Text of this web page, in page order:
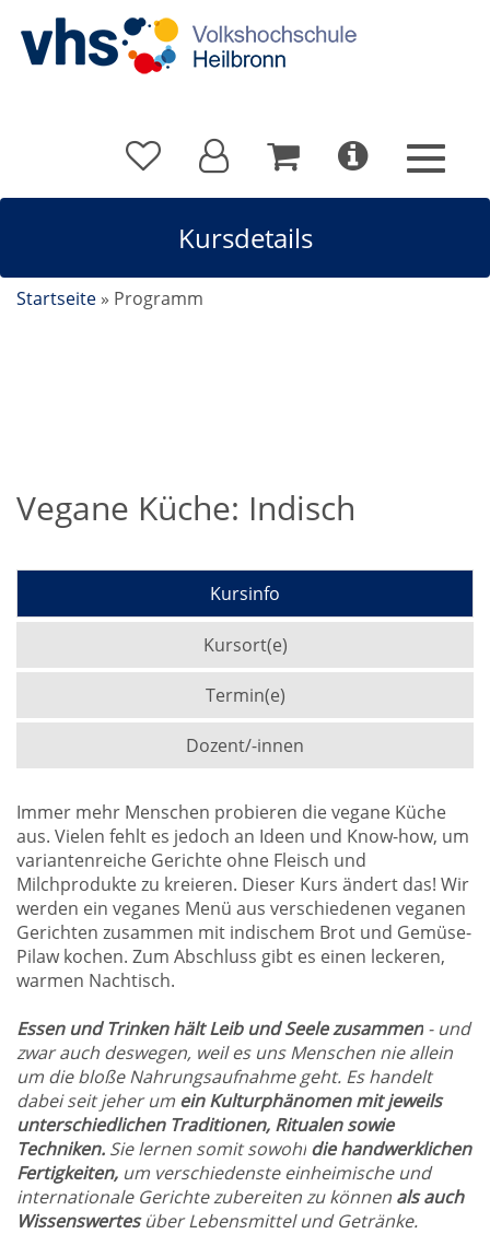
Kursdetails
Startseite » Programm
Vegane Küche: Indisch
Kursinfo
Kursort(e)
Termin(e)
Dozent/-innen
Immer mehr Menschen probieren die vegane Küche
aus. Vielen fehlt es jedoch an Ideen und Know-how, um
variantenreiche Gerichte ohne Fleisch und
Milchprodukte zu kreieren. Dieser Kurs ändert das! Wir
werden ein veganes Menü aus verschiedenen veganen
Gerichten zusammen mit indischem Brot und Gemüse-
Pilaw kochen. Zum Abschluss gibt es einen leckeren,
warmen Nachtisch.
Essen und Trinken hält Leib und Seele zusammen - und
zwar auch deswegen, weil es uns Menschen nie allein
um die bloße Nahrungsaufnahme geht. Es handelt
dabei seit jeher um ein Kulturphänomen mit jeweils
unterschiedlichen Traditionen, Ritualen sowie
Techniken. Sie lernen somit sowohl die handwerklichen
Fertigkeiten, um verschiedenste einheimische und
internationale Gerichte zubereiten zu können als auch
Wissenswertesüber Lebensmittel und Getränke.